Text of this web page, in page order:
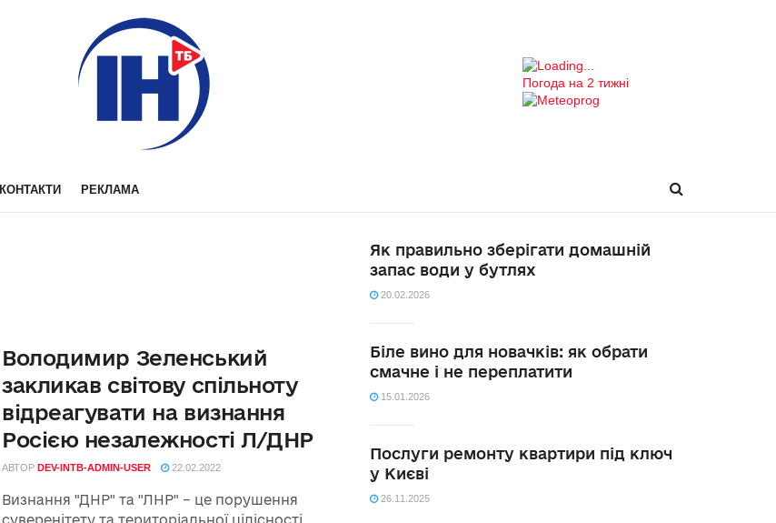
Погода на 2 тижні
КОНТАКТИ РЕКЛАМА
Володимир Зеленський
закликав світову спільноту
відреагувати на визнання
Росією незалежності Л/ДНР
АВТОР DEV-INTB-ADMIN-USER 22.02.2022
Визнання "ДНР" та "ЛНР" – це порушення
суверенітету та територіальної цілісності
Як правильно зберігати домашній
запас води у бутлях
20.02.2026
Біле вино для новачків: як обрати
смачне і не переплатити
15.01.2026
Послуги ремонту квартири під ключ
у Києві
26.11.2025